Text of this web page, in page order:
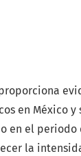
en México
en el periodo
la